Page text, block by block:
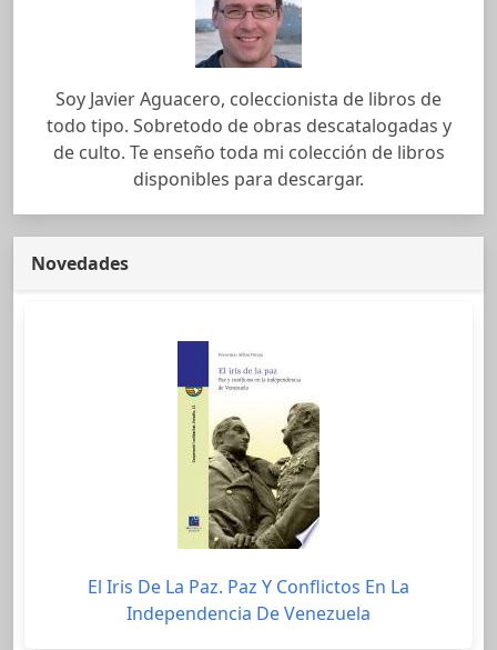
Soy Javier Aguacero, coleccionista de libros de
todo tipo. Sobretodo de obras descatalogadas y
de culto. Te enseño toda mi colección de libros
disponibles para descargar.
Novedades
El Iris De La Paz. Paz Y Conflictos En La
Independencia De Venezuela